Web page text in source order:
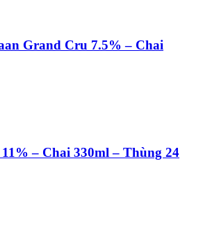
Grand Cru 7.5% – Chai
– Chai 330ml – Thùng 24